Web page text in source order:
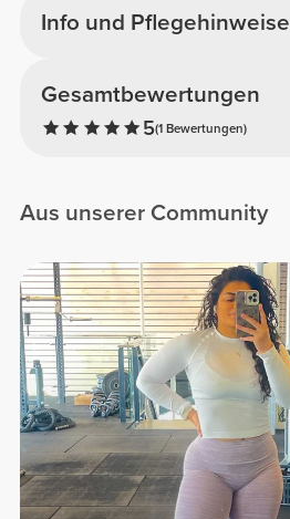
Info und Pflegehinweise
Gesamtbewertungen
5(1 Bewertungen)
Aus unserer Community